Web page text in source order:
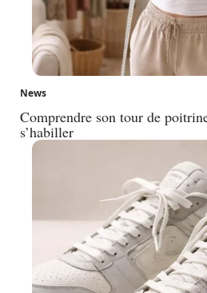
News
Comprendre son tour de
s’habiller